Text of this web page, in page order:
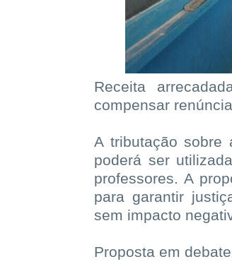
Receita
compensar
A tributação sobre
poderá ser
professores. A
para garantir
sem impacto
Proposta em